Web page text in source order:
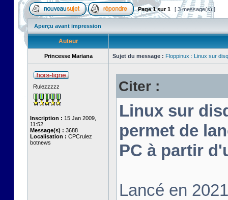
Page1sur1 [ 3 message(s) ]
Aperçu avant impression
Auteur
Princesse Mariana Sujet du message : Floppinux : Linux sur
Rulezzzzz
Inscription : 15 Jan 2009,
11:52
Message(s) : 3688
Localisation : CPCrulez
botnews
Citer :
Linux sur
permet de
PC à partir
Lancé en